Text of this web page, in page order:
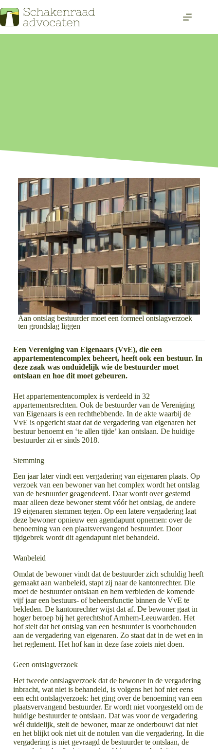
Aan ontslag bestuurder moet een formeel ontslagverzoek
ten grondslag liggen
Een Vereniging van Eigenaars (VvE), die een
appartementencomplex beheert, heeft ook een bestuur. In
deze zaak was onduidelijk wie de bestuurder moet
ontslaan en hoe dit moet gebeuren.
Het appartementencomplex is verdeeld in 32
appartementsrechten. Ook de bestuurder van de Vereniging
van Eigenaars is een rechthebbende. In de akte waarbij de
VvE is opgericht staat dat de vergadering van eigenaren het
bestuur benoemt en ‘te allen tijde’ kan ontslaan. De huidige
bestuurder zit er sinds 2018.
Stemming
Een jaar later vindt een vergadering van eigenaren plaats. Op
verzoek van een bewoner van het complex wordt het ontslag
van de bestuurder geagendeerd. Daar wordt over gestemd
maar alleen deze bewoner stemt vóór het ontslag, de andere
19 eigenaren stemmen tegen. Op een latere vergadering laat
deze bewoner opnieuw een agendapunt opnemen: over de
benoeming van een plaatsvervangend bestuurder. Door
tijdgebrek wordt dit agendapunt niet behandeld.
Wanbeleid
Omdat de bewoner vindt dat de bestuurder zich schuldig heeft
gemaakt aan wanbeleid, stapt zij naar de kantonrechter. Die
moet de bestuurder ontslaan en hem verbieden de komende
vijf jaar een bestuurs- of beheersfunctie binnen de VvE te
bekleden. De kantonrechter wijst dat af. De bewoner gaat in
hoger beroep bij het gerechtshof Arnhem-Leeuwarden. Het
hof stelt dat het ontslag van een bestuurder is voorbehouden
aan de vergadering van eigenaren. Zo staat dat in de wet en in
het reglement. Het hof kan in deze fase zoiets niet doen.
Geen ontslagverzoek
Het tweede ontslagverzoek dat de bewoner in de vergadering
inbracht, wat niet is behandeld, is volgens het hof niet eens
een echt ontslagverzoek: het ging over de benoeming van een
plaatsvervangend bestuurder. Er wordt niet voorgesteld om de
huidige bestuurder te ontslaan. Dat was voor de vergadering
wél duidelijk, stelt de bewoner, maar ze onderbouwt dat niet
en het blijkt ook niet uit de notulen van die vergadering. In die
vergadering is niet gevraagd de bestuurder te ontslaan, de